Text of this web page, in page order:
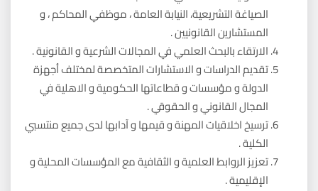
الصياغة التشريعية، النيابة العامة ، موظفي المحاكم ، و
المستشارين القانونيين .
الارتقاء بالبحث العلمي في المجالات الشرعية و القانونية .
تقديم الدراسات و الاستشارات المتخصصة لمختلف أجهزة
الدولة و مؤسسات و قطاعاتها الحكومية و الاهلية في
المجال القانوني و الحقوقي .
ترسيخ اخلاقيات المهنة و قيمها و آدابها لدى جميع منتسبي
الكلية .
تعزيز الروابط العلمية و الثقافية مع المؤسسات المحلية و
الإقليمية .